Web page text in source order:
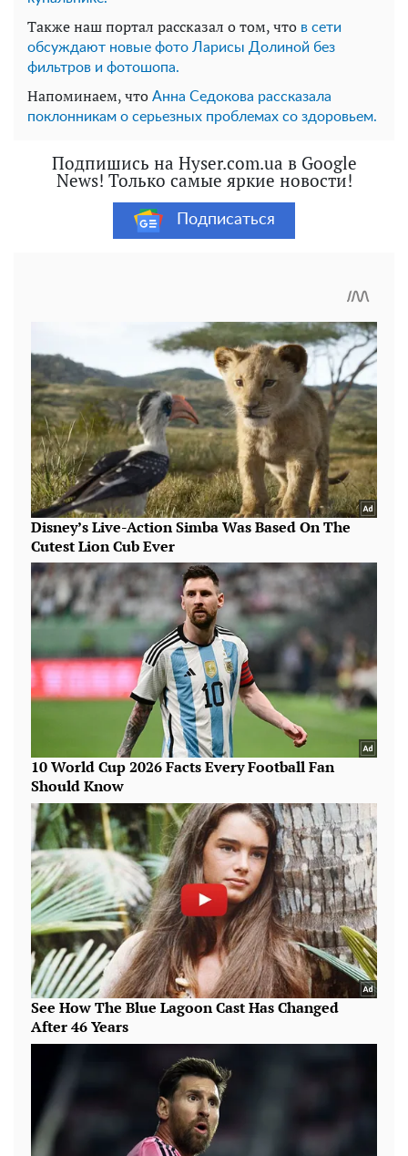
Также наш портал рассказал о том, что в сети
обсуждают новые фото Ларисы Долиной без
фильтров и фотошопа.
Напоминаем, что Анна Седокова рассказала
поклонникам о серьезных проблемах со здоровьем.
Подпишись на Hyser.com.ua в Google
News! Только самые яркие новости!
Подписаться